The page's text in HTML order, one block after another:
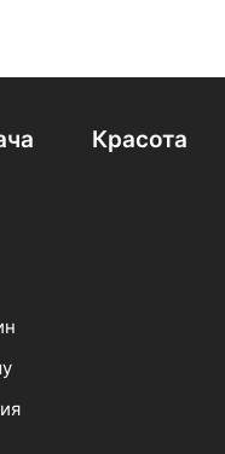
Красота